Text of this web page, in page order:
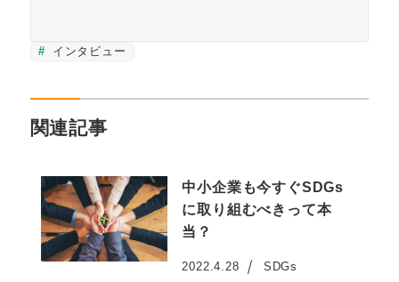
インタビュー
関連記事
中小企業も今すぐSDGs
に取り組むべきって本
当？
投稿日
2022.4.28 SDGs